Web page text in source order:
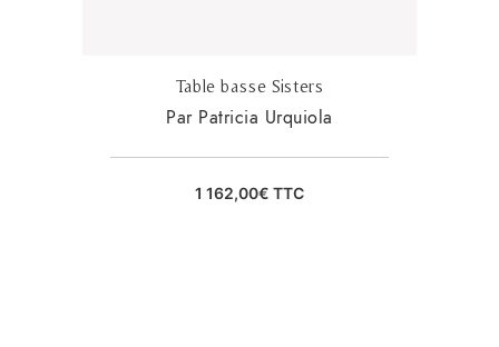
Table basse Sisters
Par Patricia Urquiola
1 162,00€ TTC